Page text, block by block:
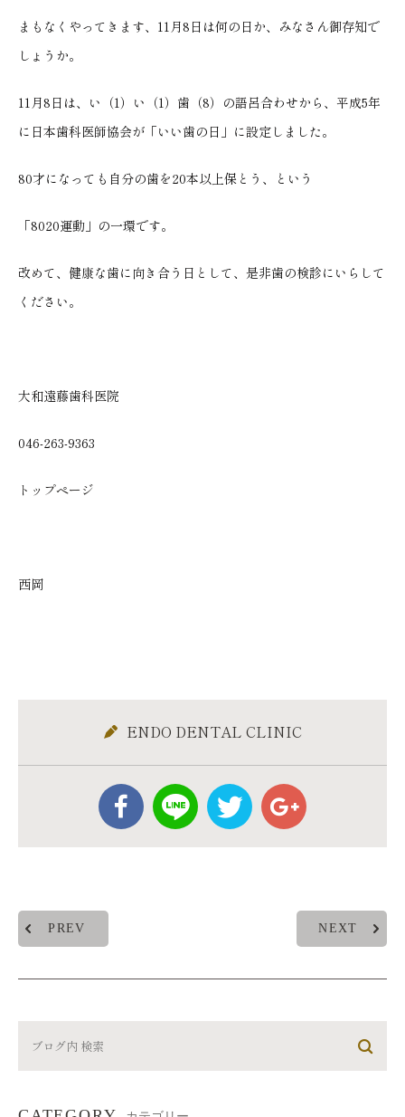
まもなくやってきます、11月8日は何の日か、みなさん御存知で
しょうか。
11月8日は、い（1）い（1）歯（8）の語呂合わせから、平成5年
に日本歯科医師協会が「いい歯の日」に設定しました。
80才になっても自分の歯を20本以上保とう、という
「8020運動」の一環です。
改めて、健康な歯に向き合う日として、是非歯の検診にいらして
ください。
大和遠藤歯科医院
046-263-9363
トップページ
西岡
ENDO DENTAL CLINIC
PREV NEXT